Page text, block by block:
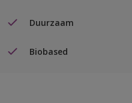
Duurzaam
Biobased